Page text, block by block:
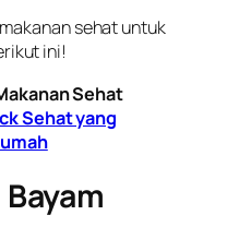
sehat untuk
ini!
Sehat
Sehat yang